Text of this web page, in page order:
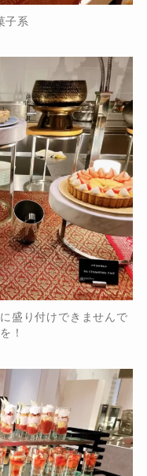
子系
盛り付けできませんで
！